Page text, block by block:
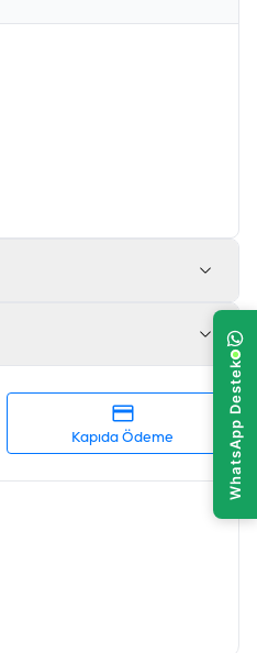
Kapıda Ödeme